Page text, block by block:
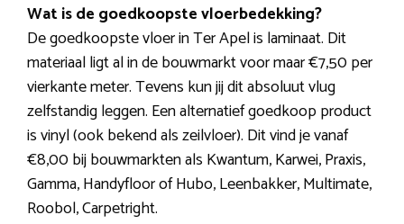
Wat is de goedkoopste vloerbedekking?
De goedkoopste vloer in Ter Apel is laminaat. Dit
materiaal ligt al in de bouwmarkt voor maar €7,50 per
vierkante meter. Tevens kun jij dit absoluut vlug
zelfstandig leggen. Een alternatief goedkoop product
is vinyl (ook bekend als zeilvloer). Dit vind je vanaf
€8,00 bij bouwmarkten als Kwantum, Karwei, Praxis,
Gamma, Handyfloor of Hubo, Leenbakker, Multimate,
Roobol, Carpetright.